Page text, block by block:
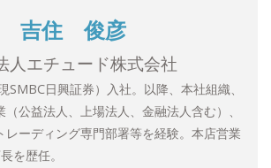
吉住 俊彦
人エチュード株式会社
SMBC日興証券）入社。以降、本社組織、
公益法人、上場法人、金融法人含む）、
レーディング専門部署等を経験。本店営業
を歴任。